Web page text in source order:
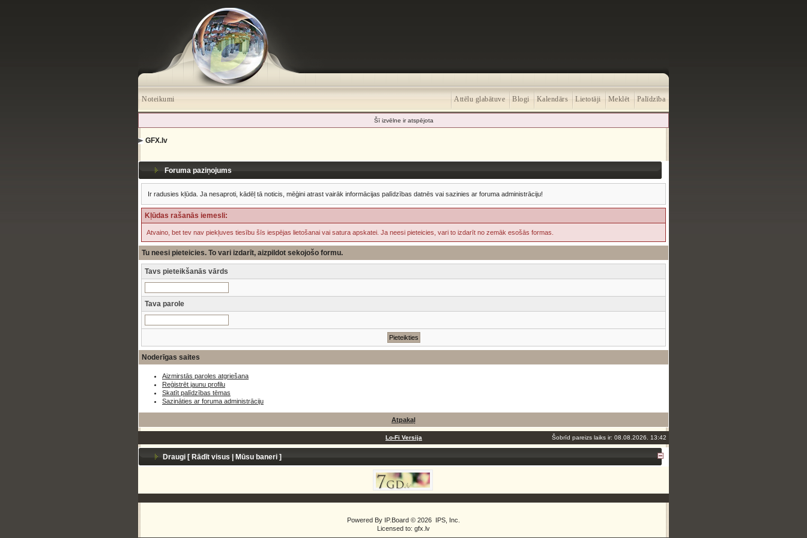
Noteikumi Palīdzība
Meklēt
Lietotāji
Kalendārs
Blogi
Attēlu glabātuve
Šī izvēlne ir atspējota
GFX.lv
Foruma paziņojums
Ir radusies kļūda. Ja nesaproti, kādēļ tā noticis, mēģini atrast vairāk informācijas palīdzības datnēs vai sazinies ar foruma administrāciju!
Kļūdas rašanās iemesli:
Atvaino, bet tev nav piekļuves tiesību šīs iespējas lietošanai vai satura apskatei. Ja neesi pieteicies, vari to izdarīt no zemāk esošās formas.
Tu neesi pieteicies. To vari izdarīt, aizpildot sekojošo formu.
Tavs pieteikšanās vārds
Tava parole
Noderīgas saites
Aizmirstās paroles atgriešana
Reģistrēt jaunu profilu
Skatīt palīdzības tēmas
Sazināties ar foruma administrāciju
Atpakaļ
Lo-Fi Versija Šobrīd pareizs laiks ir: 08.08.2026. 13:42
Draugi [ Rādīt visus Mūsu baneri ]
Powered By IP.Board © 2026 IPS, Inc
Licensed to: gfx.lv